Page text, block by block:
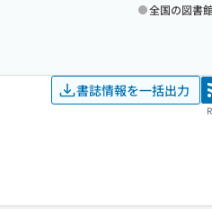
全国の図書
書誌情報を一括出力